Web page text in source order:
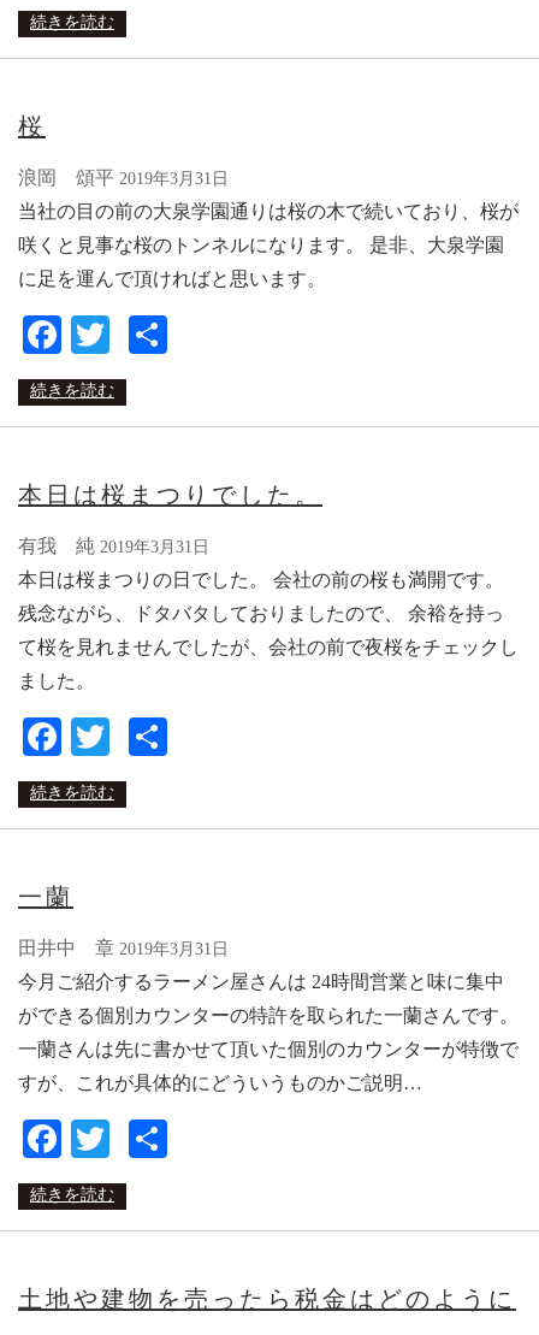
続きを読む
桜
浪岡 頌平 2019年3月31日
当社の目の前の大泉学園通りは桜の木で続いており、桜が
咲くと見事な桜のトンネルになります。 是非、大泉学園
に足を運んで頂ければと思います。
Facebook
Twitter
続きを読む
本日は桜まつりでした。
有我 純 2019年3月31日
本日は桜まつりの日でした。 会社の前の桜も満開です。
残念ながら、ドタバタしておりましたので、 余裕を持っ
て桜を見れませんでしたが、会社の前で夜桜をチェックし
ました。
Facebook
Twitter
続きを読む
一蘭
田井中 章 2019年3月31日
今月ご紹介するラーメン屋さんは 24時間営業と味に集中
ができる個別カウンターの特許を取られた一蘭さんです。
一蘭さんは先に書かせて頂いた個別のカウンターが特徴で
すが、これが具体的にどういうものかご説明…
Facebook
Twitter
続きを読む
土地や建物を売ったら税金はどのように